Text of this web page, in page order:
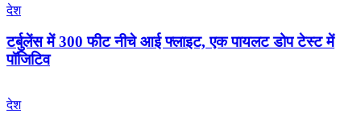
देश
टर्बुलेंस में 300 फीट नीचे आई फ्लाइट, एक पायलट डोप टेस्ट में
पॉजिटिव
देश